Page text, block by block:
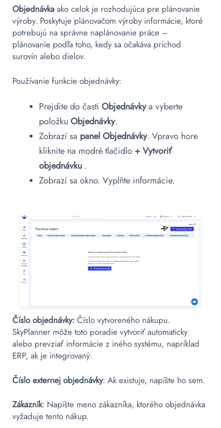
Objednávka ako celok je rozhodujúca pre plánovanie
výroby. Poskytuje plánovačom výroby informácie, ktoré
potrebujú na správne naplánovanie práce –
plánovanie podľa toho, kedy sa očakáva príchod
surovín alebo dielov.
Používanie funkcie objednávky:
Prejdite do časti Objednávkya vyberte
položku Objednávky.
Zobrazí sa panel Objednávky. Vpravo hore
kliknite na modré tlačidlo + Vytvoriť
objednávku .
Zobrazí sa okno. Vyplňte informácie.
Číslo objednávky: Číslo vytvoreného nákupu.
SkyPlanner môže toto poradie vytvoriť automaticky
alebo prevziať informácie z iného systému, napríklad
ERP, ak je integrovaný.
Číslo externej objednávky: Ak existuje, napíšte ho sem.
Zákazník: Napíšte meno zákazníka, ktorého objednávka
vyžaduje tento nákup.